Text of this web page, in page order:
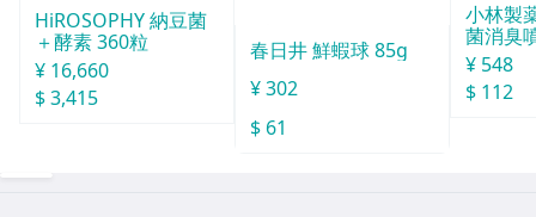
HiROSOPHY 納豆菌
＋酵素 360粒
¥ 16,660
$ 3,415
春日井 鮮蝦球 85g
¥ 302
$ 61
小林製
菌消臭
¥ 548
$ 112